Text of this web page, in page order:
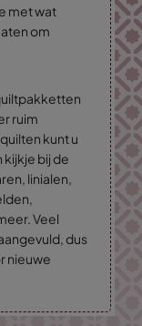
met wat
om
ruim
kunt u
bij de
linialen,
Veel
dus
nieuwe